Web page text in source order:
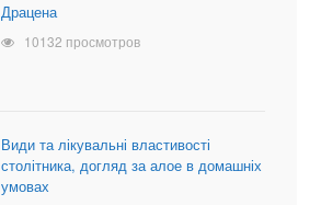
Драцена
10132 просмотров
Види та лікувальні властивості
столітника, догляд за алое в домашніх
умовах